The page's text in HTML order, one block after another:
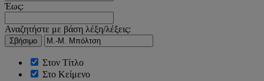
Έως:
Αναζητήστε με βάση λέξη/λέξεις:
Σβήσιμο
Στον Τίτλο
Στο Κείμενο